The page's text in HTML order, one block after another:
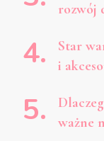
rozwój
Star
i
ważne